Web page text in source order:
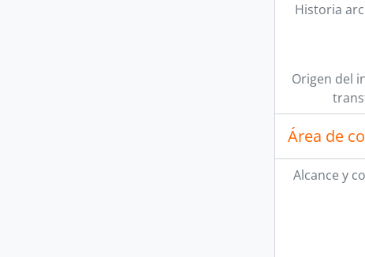
Historia
Origen del
Área de
Alcance y